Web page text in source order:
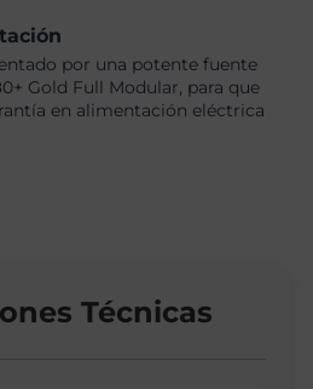
por una potente fuente
Gold Full Modular, para que
en alimentación eléctrica
Técnicas